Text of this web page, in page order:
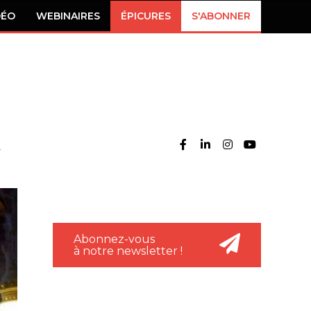
WEBINAIRES ÉPICURES S'ABONNER
Abonnez-vous
à notre newsletter !